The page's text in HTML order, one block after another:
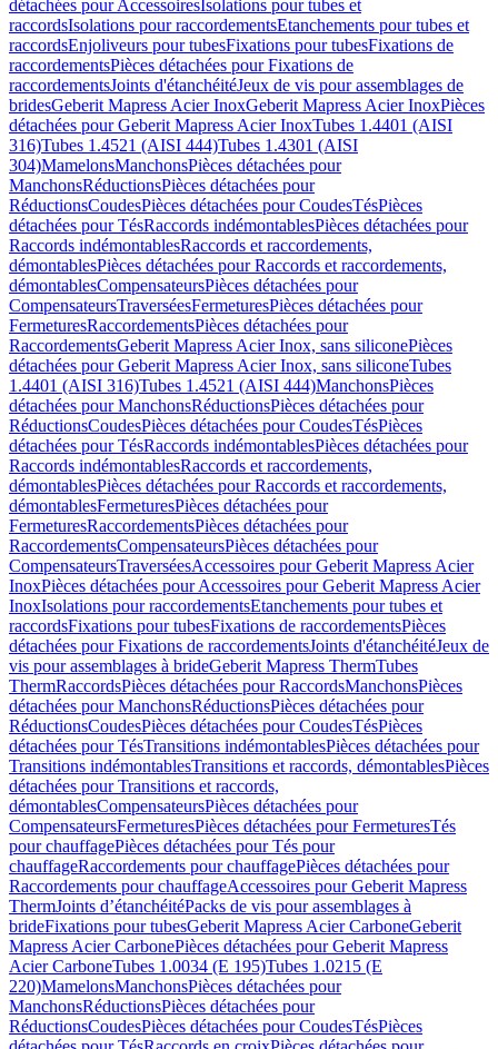
détachées pour AccessoiresIsolations pour tubes et
raccordsIsolations pour raccordementsEtanchements pour tubes et
raccordsEnjoliveurs pour tubesFixations pour tubesFixations de
raccordementsPièces détachées pour Fixations de
raccordementsJoints d'étanchéitéJeux de vis pour assemblages de
bridesGeberit Mapress Acier InoxGeberit Mapress Acier InoxPièces
détachées pour Geberit Mapress Acier InoxTubes 1.4401 (AISI
316)Tubes 1.4521 (AISI 444)Tubes 1.4301 (AISI
304)MamelonsManchonsPièces détachées pour
ManchonsRéductionsPièces détachées pour
RéductionsCoudesPièces détachées pour CoudesTésPièces
détachées pour TésRaccords indémontablesPièces détachées pour
Raccords indémontablesRaccords et raccordements,
démontablesPièces détachées pour Raccords et raccordements,
démontablesCompensateursPièces détachées pour
CompensateursTraverséesFermeturesPièces détachées pour
FermeturesRaccordementsPièces détachées pour
RaccordementsGeberit Mapress Acier Inox, sans siliconePièces
détachées pour Geberit Mapress Acier Inox, sans siliconeTubes
1.4401 (AISI 316)Tubes 1.4521 (AISI 444)ManchonsPièces
détachées pour ManchonsRéductionsPièces détachées pour
RéductionsCoudesPièces détachées pour CoudesTésPièces
détachées pour TésRaccords indémontablesPièces détachées pour
Raccords indémontablesRaccords et raccordements,
démontablesPièces détachées pour Raccords et raccordements,
démontablesFermeturesPièces détachées pour
FermeturesRaccordementsPièces détachées pour
RaccordementsCompensateursPièces détachées pour
CompensateursTraverséesAccessoires pour Geberit Mapress Acier
InoxPièces détachées pour Accessoires pour Geberit Mapress Acier
InoxIsolations pour raccordementsEtanchements pour tubes et
raccordsFixations pour tubesFixations de raccordementsPièces
détachées pour Fixations de raccordementsJoints d'étanchéitéJeux de
vis pour assemblages à brideGeberit Mapress ThermTubes
ThermRaccordsPièces détachées pour RaccordsManchonsPièces
détachées pour ManchonsRéductionsPièces détachées pour
RéductionsCoudesPièces détachées pour CoudesTésPièces
détachées pour TésTransitions indémontablesPièces détachées pour
Transitions indémontablesTransitions et raccords, démontablesPièces
détachées pour Transitions et raccords,
démontablesCompensateursPièces détachées pour
CompensateursFermeturesPièces détachées pour FermeturesTés
pour chauffagePièces détachées pour Tés pour
chauffageRaccordements pour chauffagePièces détachées pour
Raccordements pour chauffageAccessoires pour Geberit Mapress
ThermJoints d’étanchéitéPacks de vis pour assemblages à
brideFixations pour tubesGeberit Mapress Acier CarboneGeberit
Mapress Acier CarbonePièces détachées pour Geberit Mapress
Acier CarboneTubes 1.0034 (E 195)Tubes 1.0215 (E
220)MamelonsManchonsPièces détachées pour
ManchonsRéductionsPièces détachées pour
RéductionsCoudesPièces détachées pour CoudesTésPièces